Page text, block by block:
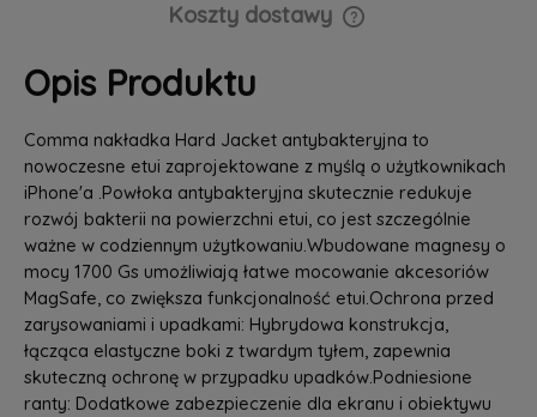
Koszty dostawy
Cena nie zawiera ewentualnych kosztów płatności
Opis Produktu
Comma nakładka Hard Jacket antybakteryjna to
nowoczesne etui zaprojektowane z myślą o użytkownikach
iPhone'a .Powłoka antybakteryjna skutecznie redukuje
rozwój bakterii na powierzchni etui, co jest szczególnie
ważne w codziennym użytkowaniu.Wbudowane magnesy o
mocy 1700 Gs umożliwiają łatwe mocowanie akcesoriów
MagSafe, co zwiększa funkcjonalność etui.Ochrona przed
zarysowaniami i upadkami: Hybrydowa konstrukcja,
łącząca elastyczne boki z twardym tyłem, zapewnia
skuteczną ochronę w przypadku upadków.Podniesione
ranty: Dodatkowe zabezpieczenie dla ekranu i obiektywu